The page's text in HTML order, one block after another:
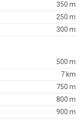
350 m
250 m
300 m
500 m
7 km
750 m
800 m
900 m